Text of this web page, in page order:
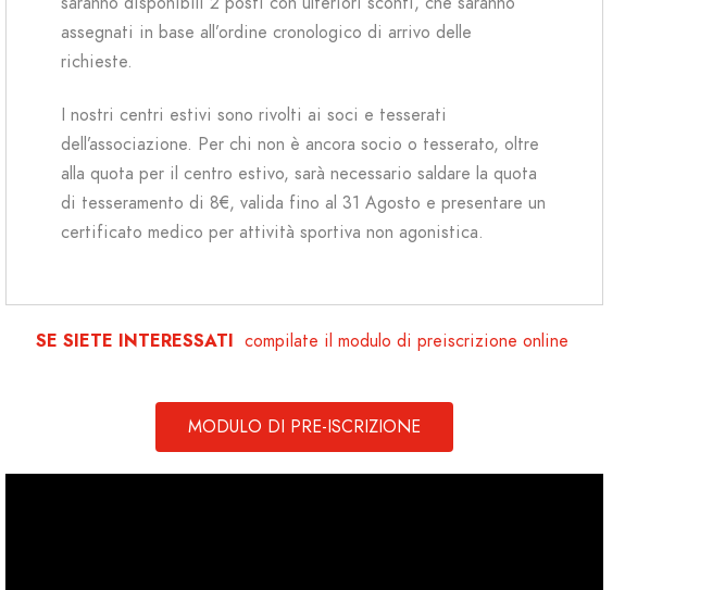
assegnati in base all’ordine cronologico di arrivo delle
richieste.
I nostri centri estivi sono rivolti ai soci e tesserati
dell’associazione. Per chi non è ancora socio o tesserato, oltre
alla quota per il centro estivo, sarà necessario saldare la quota
di tesseramento di 8€, valida fino al 31 Agosto e presentare un
certificato medico per attività sportiva non agonistica.
SE SIETE INTERESSATI compilate il modulo di preiscrizione online
MODULO DI PRE-ISCRIZIONE